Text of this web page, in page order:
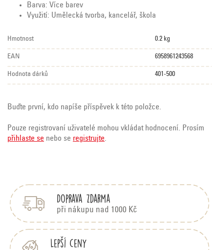
Barva: Více barev
Využití: Umělecká tvorba, kancelář, škola
Hmotnost 0.2 kg
EAN 6958961243568
Hodnota dárků 401-500
Buďte první, kdo napíše příspěvek k této položce.
Pouze registrovaní uživatelé mohou vkládat hodnocení. Prosím
přihlaste se nebo se registrujte.
Doprava zdarma
při nákupu nad 1000 Kč
Lepší ceny